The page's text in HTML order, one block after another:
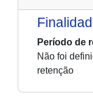
Período de
Não foi
retenção